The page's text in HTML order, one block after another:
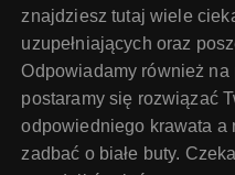
znajdziesz tutaj wiele
uzupełniających oraz
Odpowiadamy również
postaramy się rozwiązać
odpowiedniego krawata a
zadbać o białe buty.